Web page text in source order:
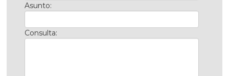
Asunto:
Consulta: